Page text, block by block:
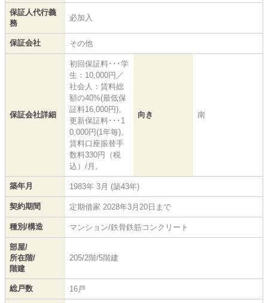
保証人代行義
務
必加入
保証会社 その他
保証会社詳細
初回保証料･･･学
生：10,000円／
社会人：賃料総
額の40%(最低保
証料16,000円)。
更新保証料･･･1
0,000円(1年毎)。
賃料口座振替手
数料330円（税
込）/月。
向き 南
築年月 1983年 3月 (築43年)
契約期間 定期借家 2028年3月20日まで
種別/構造 マンション/鉄骨鉄筋コンクリート
部屋/
所在階/
階建
205/2階/5階建
総戸数 16戸